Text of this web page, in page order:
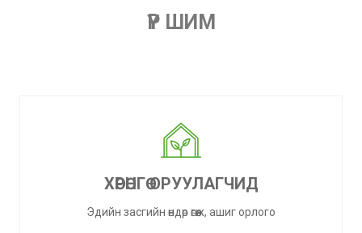
ҮР ШИМ
ХӨРӨНГӨ ОРУУЛАГЧИД
Эдийн засгийн өндөр өгөөж, ашиг орлого